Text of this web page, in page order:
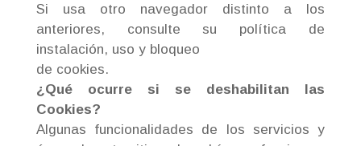
Si usa otro navegador distinto a los
anteriores, consulte su política de
instalación, uso y bloqueo
de cookies.
¿Qué ocurre si se deshabilitan las
Cookies?
Algunas funcionalidades de los servicios y